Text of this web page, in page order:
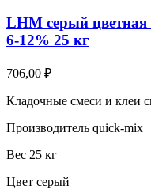
LHM серый
6-12% 25 кг
706,00 ₽
Кладочные смеси и клеи
Производитель quick-mix
Вес 25 кг
Цвет серый